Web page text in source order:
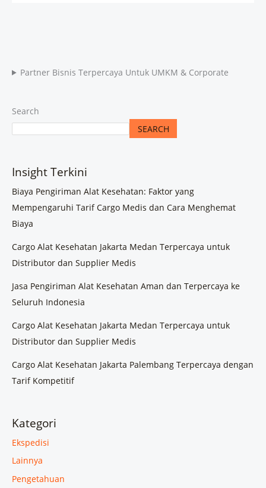
Partner Bisnis Terpercaya Untuk UMKM & Corporate
Search
SEARCH
Insight Terkini
Biaya Pengiriman Alat Kesehatan: Faktor yang
Mempengaruhi Tarif Cargo Medis dan Cara Menghemat
Biaya
Cargo Alat Kesehatan Jakarta Medan Terpercaya untuk
Distributor dan Supplier Medis
Jasa Pengiriman Alat Kesehatan Aman dan Terpercaya ke
Seluruh Indonesia
Cargo Alat Kesehatan Jakarta Medan Terpercaya untuk
Distributor dan Supplier Medis
Cargo Alat Kesehatan Jakarta Palembang Terpercaya dengan
Tarif Kompetitif
Kategori
Ekspedisi
Lainnya
Pengetahuan